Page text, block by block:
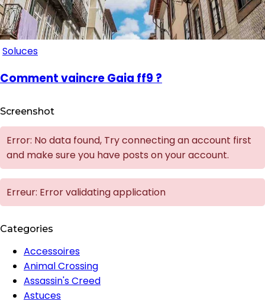
Soluces
Comment vaincre Gaia ff9 ?
Screenshot
Error: No data found, Try connecting an account first
and make sure you have posts on your account.
Erreur: Error validating application
Categories
Accessoires
Animal Crossing
Assassin's Creed
Astuces